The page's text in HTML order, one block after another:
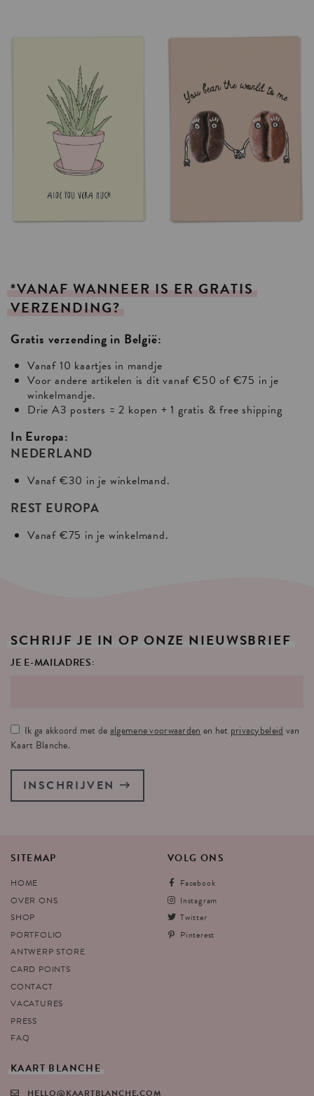
*VANAF WANNEER IS ER GRATIS
VERZENDING?
Gratis verzending in België:
Vanaf 10 kaartjes in mandje
Voor andere artikelen is dit vanaf €50 of €75 in je
winkelmandje.
Drie A3 posters = 2 kopen + 1 gratis & free shipping
In Europa:
NEDERLAND
Vanaf €30 in je winkelmand.
REST EUROPA
Vanaf €75 in je winkelmand.
SCHRIJF JE IN OP ONZE NIEUWSBRIEF
JE E-MAILADRES:
Ik ga akkoord met dealgemene voorwaardenen het privacybeleidvan
Kaart Blanche.
INSCHRIJVEN
SITEMAP
HOME
OVER ONS
SHOP
PORTFOLIO
ANTWERP STORE
CARD POINTS
CONTACT
VACATURES
PRESS
FAQ
VOLG ONS
Facebook
Instagram
Twitter
Pinterest
KAART BLANCHE
HELLO@KAARTBLANCHE.COM